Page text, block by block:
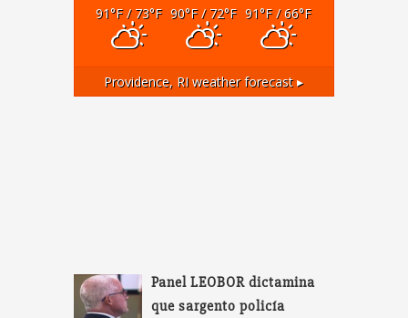
91°F/ 73°F 90°F/ 72°F 91°F/ 66°F
Providence, RI weather forecast ▸
Panel LEOBOR dictamina
que sargento policía